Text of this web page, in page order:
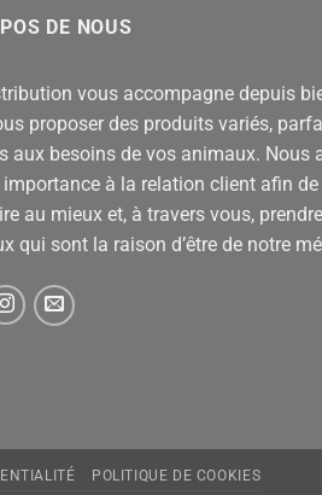
DE NOUS
vous accompagne depuis
proposer des produits variés,
aux besoins de vos animaux. Nous
à la relation client afin
au mieux et, à travers vous, prendre
qui sont la raison d’être de notre
POLITIQUE DE COOKIES